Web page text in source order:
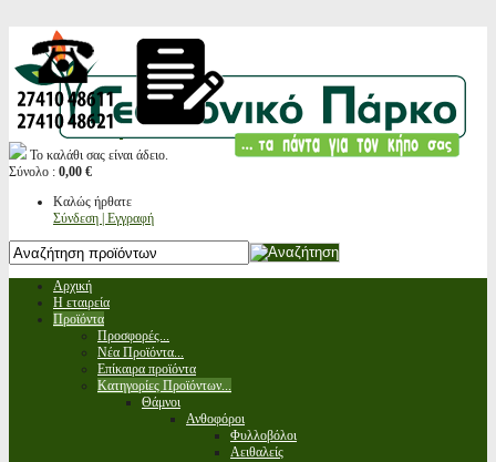
Το καλάθι σας είναι άδειο.
Σύνολο : 0,00 €
Καλώς ήρθατε
Σύνδεση | Εγγραφή
Αρχική
Η εταιρεία
Προϊόντα
Προσφορές...
Νέα Προϊόντα...
Επίκαιρα προϊόντα
Κατηγορίες Προϊόντων...
Θάμνοι
Ανθοφόροι
Φυλλοβόλοι
Αειθαλείς